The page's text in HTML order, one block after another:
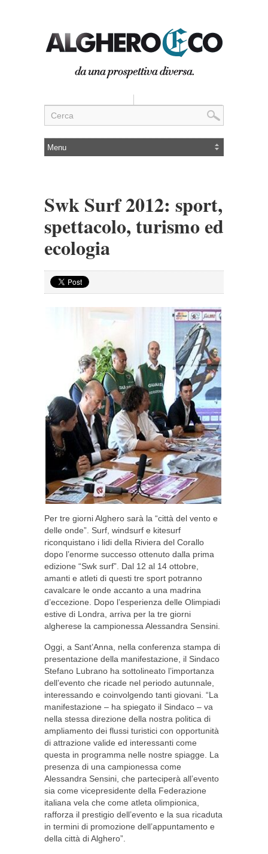
Swk Surf 2012: sport,
spettacolo, turismo ed
ecologia
Per tre giorni Alghero sarà la “città del vento e
delle onde”. Surf, windsurf e kitesurf
riconquistano i lidi della Riviera del Corallo
dopo l’enorme successo ottenuto dalla prima
edizione “Swk surf”. Dal 12 al 14 ottobre,
amanti e atleti di questi tre sport potranno
cavalcare le onde accanto a una madrina
d’eccezione. Dopo l’esperienza delle Olimpiadi
estive di Londra, arriva per la tre giorni
algherese la campionessa Alessandra Sensini.
Oggi, a Sant’Anna, nella conferenza stampa di
presentazione della manifestazione, il Sindaco
Stefano Lubrano ha sottolineato l’importanza
dell’evento che ricade nel periodo autunnale,
interessando e coinvolgendo tanti giovani. “La
manifestazione – ha spiegato il Sindaco – va
nella stessa direzione della nostra politica di
ampliamento dei flussi turistici con opportunità
di attrazione valide ed interessanti come
questa in programma nelle nostre spiagge. La
presenza di una campionessa come
Alessandra Sensini, che parteciperà all’evento
sia come vicepresidente della Federazione
italiana vela che come atleta olimpionica,
rafforza il prestigio dell’evento e la sua ricaduta
in termini di promozione dell’appuntamento e
della città di Alghero”.